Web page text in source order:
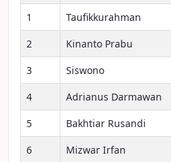
1
Taufikkurahman
2
Kinanto Prabu
3
Siswono
4
Adrianus Darmawan
5
Bakhtiar Rusandi
6
Mizwar Irfan